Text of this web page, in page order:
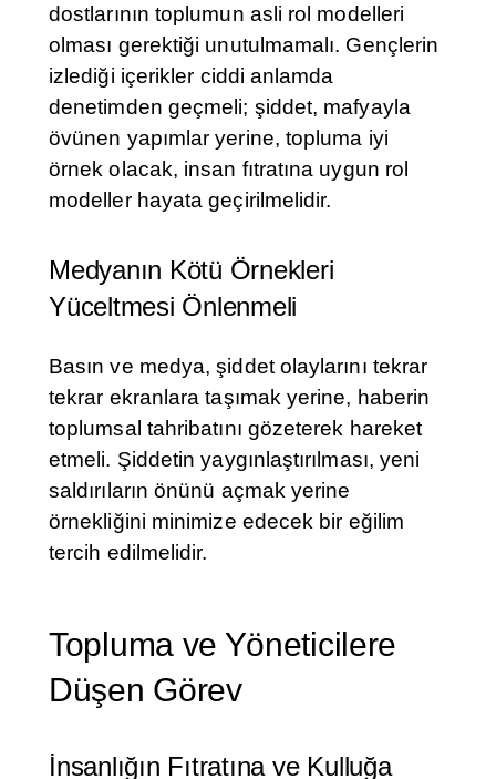
dostlarının toplumun asli rol modelleri
olması gerektiği unutulmamalı. Gençlerin
izlediği içerikler ciddi anlamda
denetimden geçmeli; şiddet, mafyayla
övünen yapımlar yerine, topluma iyi
örnek olacak, insan fıtratına uygun rol
modeller hayata geçirilmelidir.
Medyanın Kötü Örnekleri
Yüceltmesi Önlenmeli
Basın ve medya, şiddet olaylarını tekrar
tekrar ekranlara taşımak yerine, haberin
toplumsal tahribatını gözeterek hareket
etmeli. Şiddetin yaygınlaştırılması, yeni
saldırıların önünü açmak yerine
örnekliğini minimize edecek bir eğilim
tercih edilmelidir.
Topluma ve Yöneticilere
Düşen Görev
İnsanlığın Fıtratına ve Kulluğa